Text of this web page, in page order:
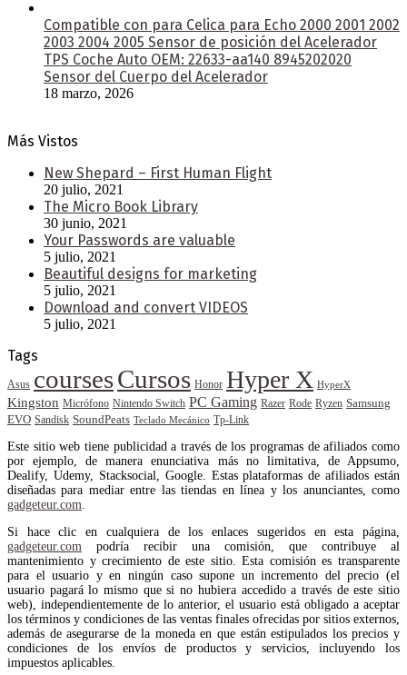
Compatible con para Celica para Echo 2000 2001 2002
2003 2004 2005 Sensor de posición del Acelerador
TPS Coche Auto OEM: 22633-aa140 8945202020
Sensor del Cuerpo del Acelerador
18 marzo, 2026
Más Vistos
New Shepard – First Human Flight
20 julio, 2021
The Micro Book Library
30 junio, 2021
Your Passwords are valuable
5 julio, 2021
Beautiful designs for marketing
5 julio, 2021
Download and convert VIDEOS
5 julio, 2021
Tags
Asus coursesCursos Honor Hyper X HyperX
Kingston Micrófono Nintendo Switch PC Gaming Razer Rode Ryzen Samsung
EVO Sandisk SoundPeats Teclado Mecánico Tp-Link
Este sitio web tiene publicidad a través de los programas de afiliados como
por ejemplo, de manera enunciativa más no limitativa, de Appsumo,
Dealify, Udemy, Stacksocial, Google. Estas plataformas de afiliados están
diseñadas para mediar entre las tiendas en línea y los anunciantes, como
gadgeteur.com
Si hace clic en cualquiera de los enlaces sugeridos en esta página,
gadgeteur.com podría recibir una comisión, que contribuye al
mantenimiento y crecimiento de este sitio. Esta comisión es transparente
para el usuario y en ningún caso supone un incremento del precio (el
usuario pagará lo mismo que si no hubiera accedido a través de este sitio
web), independientemente de lo anterior, el usuario está obligado a aceptar
los términos y condiciones de las ventas finales ofrecidas por sitios externos,
además de asegurarse de la moneda en que están estipulados los precios y
condiciones de los envíos de productos y servicios, incluyendo los
impuestos aplicables.